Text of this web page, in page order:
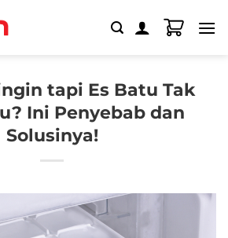
tapi Es Batu Tak
Ini Penyebab dan
Solusinya!